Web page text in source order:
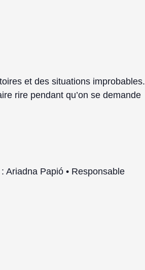
et des situations improbables.
rire pendant qu’on se demande
Ariadna Papió • Responsable